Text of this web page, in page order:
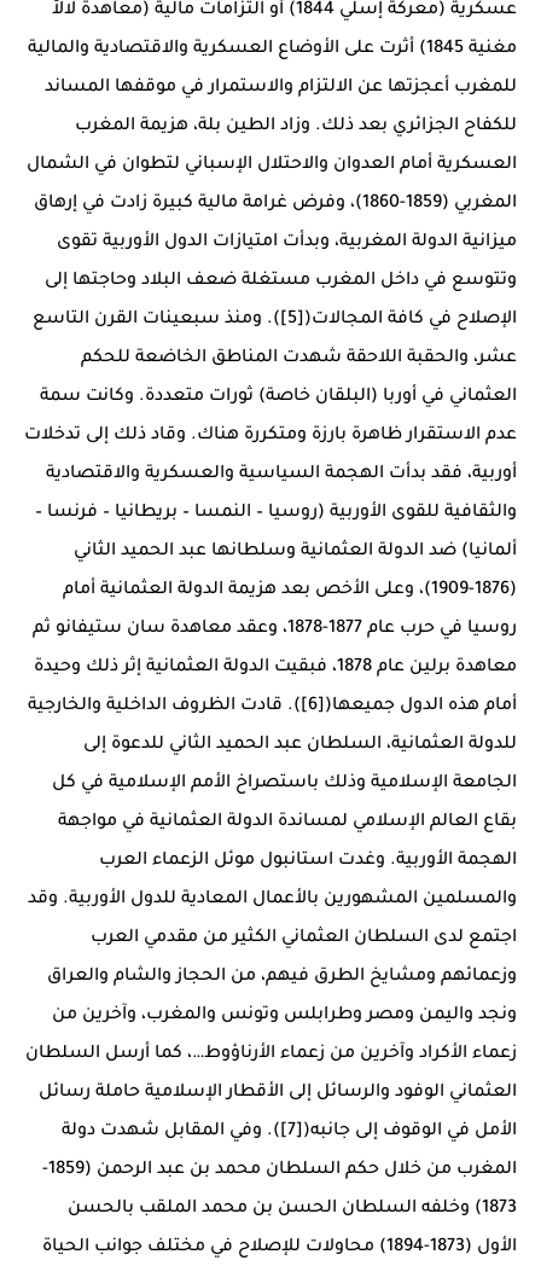
عسكرية (معركة إسلي 1844) أو التزامات مالية (معاهدة لالاّ
مغنية 1845) أثرت على الأوضاع العسكرية والاقتصادية والمالية
للمغرب أعجزتها عن الالتزام والاستمرار في موقفها المساند
للكفاح الجزائري بعد ذلك. وزاد الطين بلة، هزيمة المغرب
العسكرية أمام العدوان والاحتلال الإسباني لتطوان في الشمال
المغربي (1859-1860)، وفرض غرامة مالية كبيرة زادت في إرهاق
ميزانية الدولة المغربية، وبدأت امتيازات الدول الأوربية تقوى
وتتوسع في داخل المغرب مستغلة ضعف البلاد وحاجتها إلى
الإصلاح في كافة المجالات([5]). ومنذ سبعينات القرن التاسع
عشر، والحقبة اللاحقة شهدت المناطق الخاضعة للحكم
العثماني في أوربا (البلقان خاصة) ثورات متعددة. وكانت سمة
عدم الاستقرار ظاهرة بارزة ومتكررة هناك. وقاد ذلك إلى تدخلات
أوربية، فقد بدأت الهجمة السياسية والعسكرية والاقتصادية
والثقافية للقوى الأوربية (روسيا – النمسا – بريطانيا – فرنسا –
ألمانيا) ضد الدولة العثمانية وسلطانها عبد الحميد الثاني
(1876-1909)، وعلى الأخص بعد هزيمة الدولة العثمانية أمام
روسيا في حرب عام 1877-1878، وعقد معاهدة سان ستيفانو ثم
معاهدة برلين عام 1878، فبقيت الدولة العثمانية إثر ذلك وحيدة
أمام هذه الدول جميعها([6]). قادت الظروف الداخلية والخارجية
للدولة العثمانية، السلطان عبد الحميد الثاني للدعوة إلى
الجامعة الإسلامية وذلك باستصراخ الأمم الإسلامية في كل
بقاع العالم الإسلامي لمساندة الدولة العثمانية في مواجهة
الهجمة الأوربية. وغدت استانبول موئل الزعماء العرب
والمسلمين المشهورين بالأعمال المعادية للدول الأوربية. وقد
اجتمع لدى السلطان العثماني الكثير من مقدمي العرب
وزعمائهم ومشايخ الطرق فيهم، من الحجاز والشام والعراق
ونجد واليمن ومصر وطرابلس وتونس والمغرب، وآخرين من
زعماء الأكراد وآخرين من زعماء الأرناؤوط…، كما أرسل السلطان
العثماني الوفود والرسائل إلى الأقطار الإسلامية حاملة رسائل
الأمل في الوقوف إلى جانبه([7]). وفي المقابل شهدت دولة
المغرب من خلال حكم السلطان محمد بن عبد الرحمن (1859-
1873) وخلفه السلطان الحسن بن محمد الملقب بالحسن
الأول (1873-1894) محاولات للإصلاح في مختلف جوانب الحياة